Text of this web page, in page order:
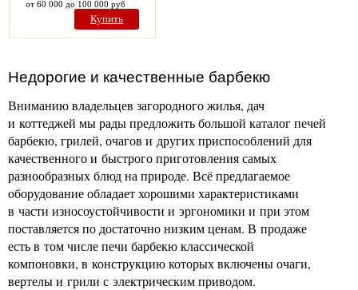
от 60 000 до 100 000 руб
Купить
Недорогие и качественные барбекю
Вниманию владельцев загородного жилья, дач
и коттеджей мы рады предложить большой каталог печей
барбекю, грилей, очагов и других приспособлений для
качественного и быстрого приготовления самых
разнообразных блюд на природе. Всё предлагаемое
оборудование обладает хорошими характеристиками
в части износоустойчивости и эргономики и при этом
поставляется по достаточно низким ценам. В продаже
есть в том числе печи барбекю классической
компоновки, в конструкцию которых включены очаги,
вертелы и грили с электрическим приводом.